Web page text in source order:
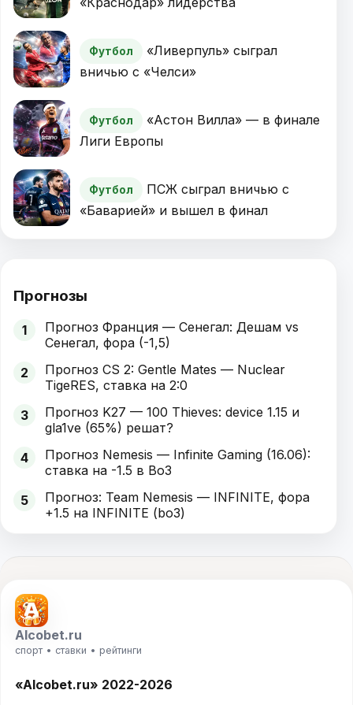
Футбол
«Ливерпуль» сыграл
вничью с «Челси»
Футбол
«Астон Вилла» — в финале
Лиги Европы
Футбол
ПСЖ сыграл вничью с
«Баварией» и вышел в финал
Прогнозы
1
Прогноз Франция — Сенегал: Дешам vs
Сенегал, фора (-1,5)
2
Прогноз CS 2: Gentle Mates — Nuclear
TigeRES, ставка на 2:0
3
Прогноз K27 — 100 Thieves: device 1.15 и
gla1ve (65%) решат?
4
Прогноз Nemesis — Infinite Gaming (16.06):
ставка на -1.5 в Bo3
5
Прогноз: Team Nemesis — INFINITE, фора
+1.5 на INFINITE (bo3)
Alcobet.ru
спорт • ставки • рейтинги
«Alcobet.ru» 2022-2026